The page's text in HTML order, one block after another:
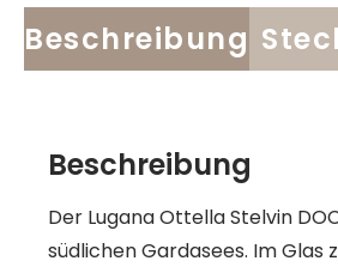
Beschreibung
Beschreibung
Der Lugana Ottella Stelvin
südlichen Gardasees. Im Glas